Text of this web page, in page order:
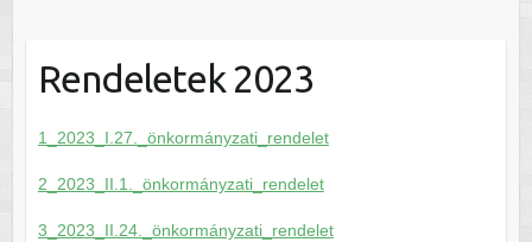
Rendeletek 2023
1_2023_I.27._önkormányzati_rendelet
2_2023_II.1._önkormányzati_rendelet
3_2023_II.24._önkormányzati_rendelet